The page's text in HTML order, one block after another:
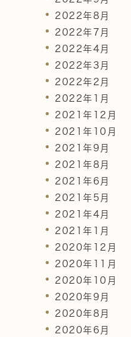
2022年8月
2022年7月
2022年4月
2022年3月
2022年2月
2022年1月
2021年12月
2021年10月
2021年9月
2021年8月
2021年6月
2021年5月
2021年4月
2021年1月
2020年12月
2020年11月
2020年10月
2020年9月
2020年8月
2020年6月